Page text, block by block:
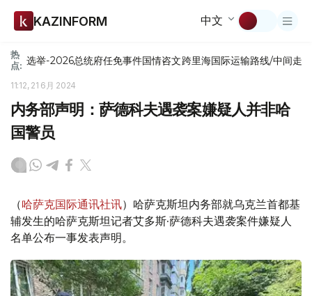
KAZINFORM 中文
热
点: 选举-2026总统府任免事件国情咨文跨里海国际运输路线/中间走廊
11:12, 21 6月 2024
内务部声明：萨德科夫遇袭案嫌疑人并非哈
国警员
（哈萨克国际通讯社讯）哈萨克斯坦内务部就乌克兰首都基
辅发生的哈萨克斯坦记者艾多斯·萨德科夫遇袭案件嫌疑人
名单公布一事发表声明。